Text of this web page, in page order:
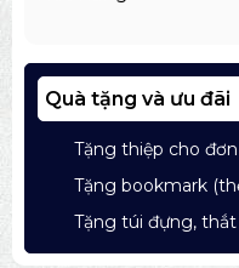
Quà tặng và ưu đãi
Tặng thiệp cho
Tặng bookmark
Tặng túi đựng,